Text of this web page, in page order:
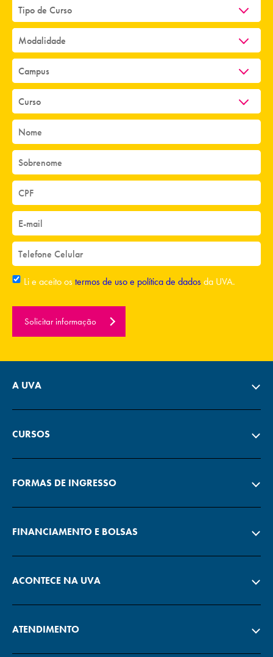
Li e aceito ostermos de uso e política de dadosda UVA.
Solicitar informação
A UVA
CURSOS
FORMAS DE INGRESSO
FINANCIAMENTO E BOLSAS
ACONTECE NA UVA
ATENDIMENTO